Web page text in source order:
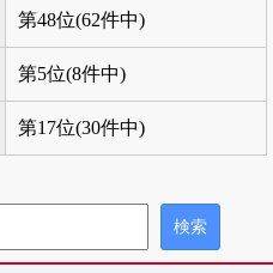
第48位(62件中)
第5位(8件中)
第17位(30件中)